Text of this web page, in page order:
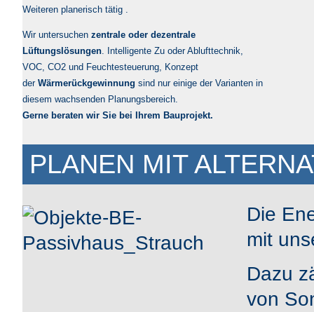
Weiteren planerisch tätig .
Wir untersuchen zentrale oder dezentrale
Lüftungslösungen. Intelligente Zu oder Ablufttechnik,
VOC, CO2 und Feuchtesteuerung, Konzept
der Wärmerückgewinnung sind nur einige der Varianten in
diesem wachsenden Planungsbereich.
Gerne beraten wir Sie bei Ihrem Bauprojekt.
PLANEN MIT
Die
mit
Dazu
von